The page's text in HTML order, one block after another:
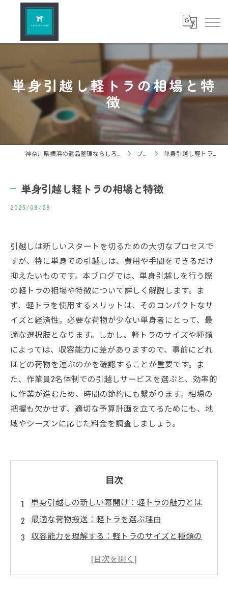
単身引越し軽トラの相場と特
徴
ブログ 単身引越し軽トラの相場と特徴
単身引越し軽トラの相場と特徴
2025/08/29
引越しは新しいスタートを切るための大切なプロセスで
すが、特に単身での引越しは、費用や手間をできるだけ
抑えたいものです。本ブログでは、単身引越しを行う際
の軽トラの相場や特徴について詳しく解説します。ま
ず、軽トラを使用するメリットは、そのコンパクトなサ
イズと経済性。必要な荷物が少ない単身者にとって、最
適な選択肢となります。しかし、軽トラのサイズや種類
によっては、収容能力に差がありますので、事前にどれ
ほどの荷物を運ぶのかを確認することが重要です。ま
た、作業員2名体制での引越しサービスを選ぶと、効率的
に作業が進むため、時間の節約にも繋がります。相場の
把握も欠かせず、適切な予算計画を立てるためにも、地
域やシーズンに応じた料金を調査しましょう。
目次
単身引越しの新しい幕開け：軽トラの魅力とは
最適な荷物搬送：軽トラを選ぶ理由
収容能力を理解する：軽トラのサイズと種類の
効率的な引越しのための2名体制のメリット